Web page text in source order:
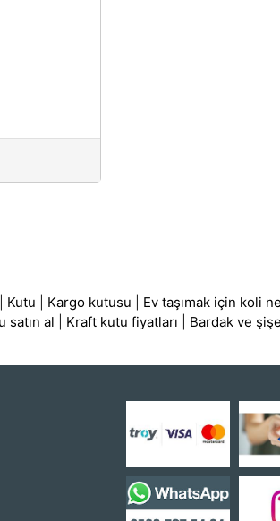
Kutu Kargo kutusu Ev taşımak için koli
satın al Kraft kutu fiyatları Bardak ve